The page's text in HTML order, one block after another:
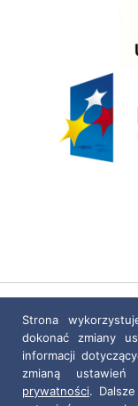
Projekt
Strona
dokonać zmiany
informacji
zmianą
prywatności.